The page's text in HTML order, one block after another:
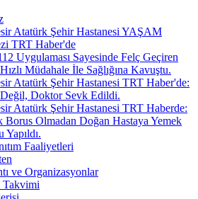
Atatürk Şehir Hastanesi YAŞAM
TRT Haber'de
Uygulaması Sayesinde Felç Geçiren
Müdahale İle Sağlığına Kavuştu.
Atatürk Şehir Hastanesi TRT Haber'de:
Doktor Sevk Edildi.
Atatürk Şehir Hastanesi TRT Haberde:
Borus Olmadan Doğan Hastaya Yemek
Yapıldı.
Faaliyetleri
ve Organizasyonlar
Takvimi